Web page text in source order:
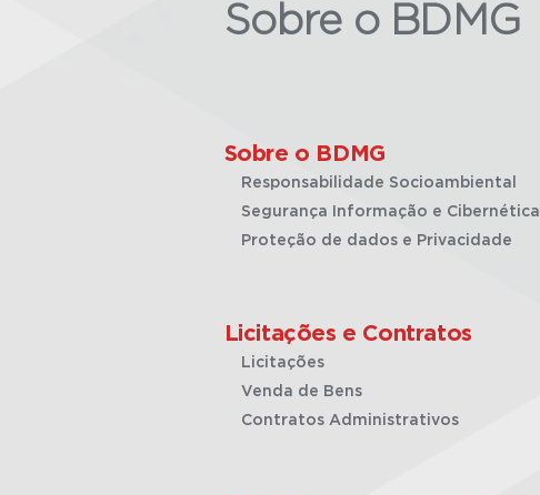
Sobre o BDMG
Sobre o BDMG
Responsabilidade Socioambiental
Segurança Informação e Cibernética
Proteção de dados e Privacidade
Licitações e Contratos
Licitações
Venda de Bens
Contratos Administrativos